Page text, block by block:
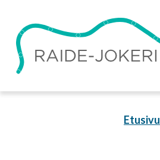
sisältöön
Etusivu